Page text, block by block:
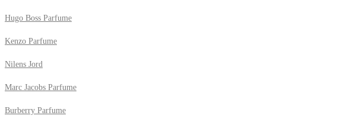
Hugo Boss Parfume
Kenzo Parfume
Nilens Jord
Marc Jacobs Parfume
Burberry Parfume